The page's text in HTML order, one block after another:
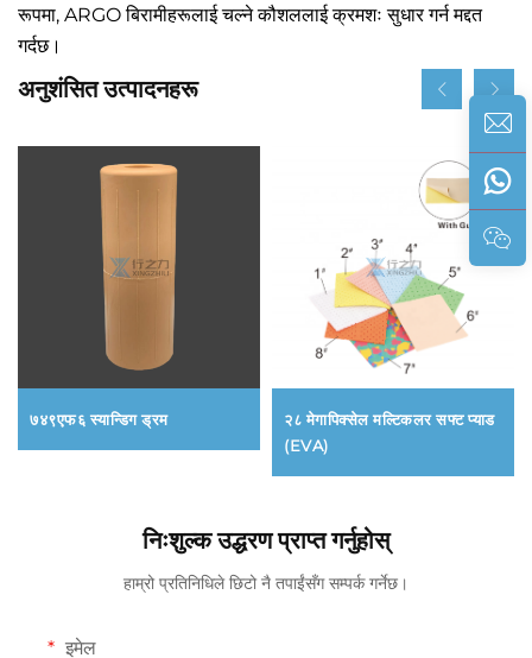
रूपमा, ARGO बिरामीहरूलाई चल्ने कौशललाई क्रमशः सुधार गर्न मद्दत
गर्दछ।
अनुशंसित उत्पादनहरू
७४९एफ६ स्यान्डिग ड्रम
२८ मेगापिक्सेल मल्टिकलर सफ्ट प्याड
(EVA)
निःशुल्क उद्धरण प्राप्त गर्नुहोस्
हाम्रो प्रतिनिधिले छिटो नै तपाईंसँग सम्पर्क गर्नेछ।
इमेल